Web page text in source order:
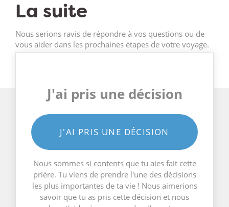
La suite
Nous serions ravis de répondre à vos questions ou de
vous aider dans les prochaines étapes de votre voyage.
J'ai pris une décision
J'AI PRIS UNE DÉCISION
Nous sommes si contents que tu aies fait cette
prière. Tu viens de prendre l'une des décisions
les plus importantes de ta vie ! Nous aimerions
savoir que tu as pris cette décision et nous